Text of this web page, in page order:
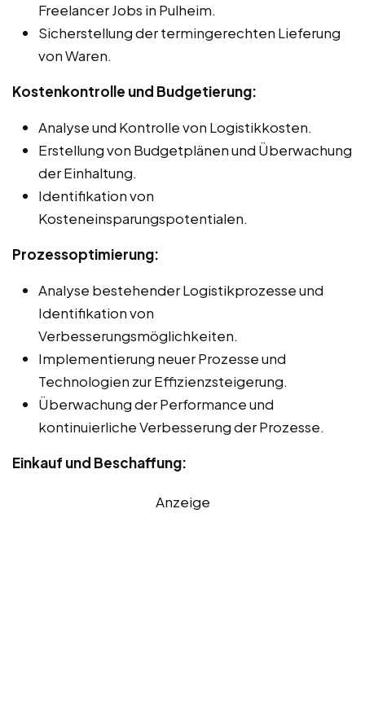
Freelancer Jobs in Pulheim.
Sicherstellung der termingerechten Lieferung
von Waren.
Kostenkontrolle und Budgetierung:
Analyse und Kontrolle von Logistikkosten.
Erstellung von Budgetplänen und Überwachung
der Einhaltung.
Identifikation von
Kosteneinsparungspotentialen.
Prozessoptimierung:
Analyse bestehender Logistikprozesse und
Identifikation von
Verbesserungsmöglichkeiten.
Implementierung neuer Prozesse und
Technologien zur Effizienzsteigerung.
Überwachung der Performance und
kontinuierliche Verbesserung der Prozesse.
Einkauf und Beschaffung:
Anzeige